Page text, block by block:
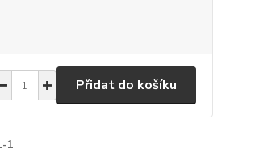
Přidat do košíku
1